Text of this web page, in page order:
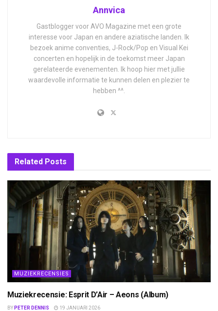
Annvica
Gastblogger voor AVO Magazine met een grote
interesse voor Japan en andere aziatische landen. Ik
bezoek anime conventies, J-Rock/Pop en Visual Kei
concerten en hopelijk in de toekomst meer Japan
gerelateerde evenementen. Ik hoop hier met jullie
waardevolle informatie te kunnen delen en plezier te
hebben ^^.
Related Posts
MUZIEKRECENSIES
Muziekrecensie: Esprit D’Air – Aeons (Album)
BY PETER DENNIS 19 JANUARI 2026